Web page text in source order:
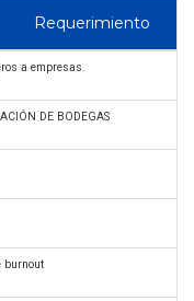
Requerimiento
a empresas.
DE BODEGAS
burnout